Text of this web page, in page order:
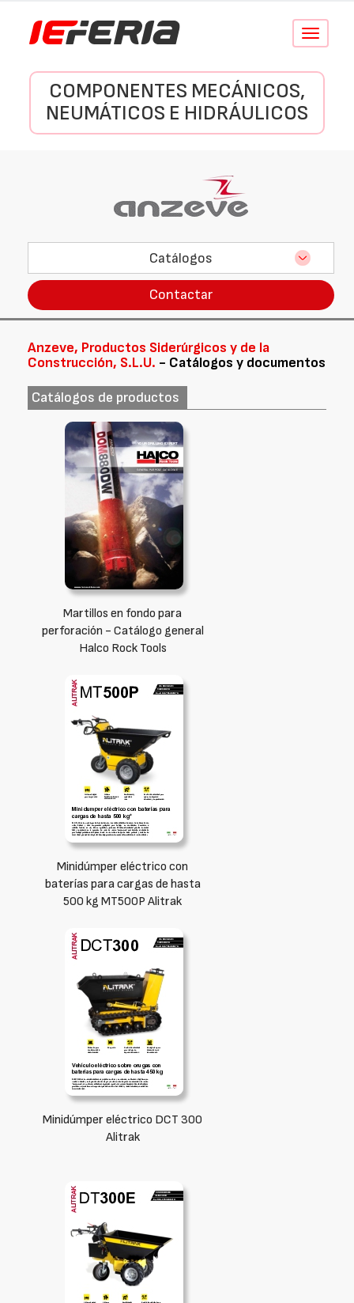
Conmutar
COMPONENTES MECÁNICOS,
NEUMÁTICOS E HIDRÁULICOS
Catálogos
Contactar
Anzeve, Productos Siderúrgicos y de la
Construcción, S.L.U. - Catálogos y documentos
Catálogos de productos
Martillos en fondo para
perforación - Catálogo general
Halco Rock Tools
Minidúmper eléctrico con
baterías para cargas de hasta
500 kg MT500P Alitrak
Minidúmper eléctrico DCT 300
Alitrak